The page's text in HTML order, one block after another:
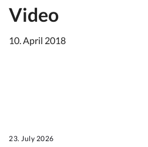
Erhverv
Politik
Video
10. April 2018
23. July 2026